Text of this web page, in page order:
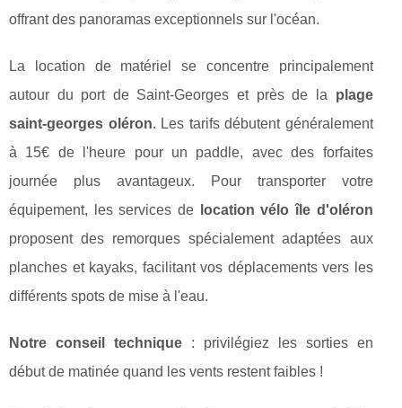
offrant des panoramas exceptionnels sur l'océan.
La location de matériel se concentre principalement
autour du port de Saint-Georges et près de la plage
saint-georges oléron. Les tarifs débutent généralement
à 15€ de l'heure pour un paddle, avec des forfaites
journée plus avantageux. Pour transporter votre
équipement, les services de
location vélo île d'oléron
proposent des remorques spécialement adaptées aux
planches et kayaks, facilitant vos déplacements vers les
différents spots de mise à l'eau.
Notre conseil technique: privilégiez les sorties en
début de matinée quand les vents restent faibles !